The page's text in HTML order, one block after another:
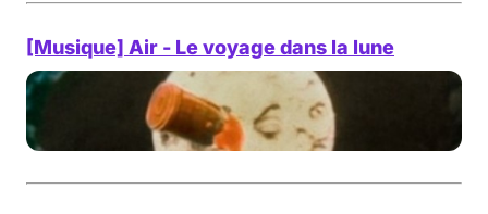
[Musique] Air - Le voyage dans la lune